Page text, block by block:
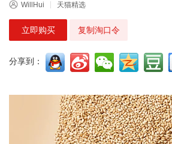
WillHui 天猫精选
立即购买 复制淘口令
分享到：